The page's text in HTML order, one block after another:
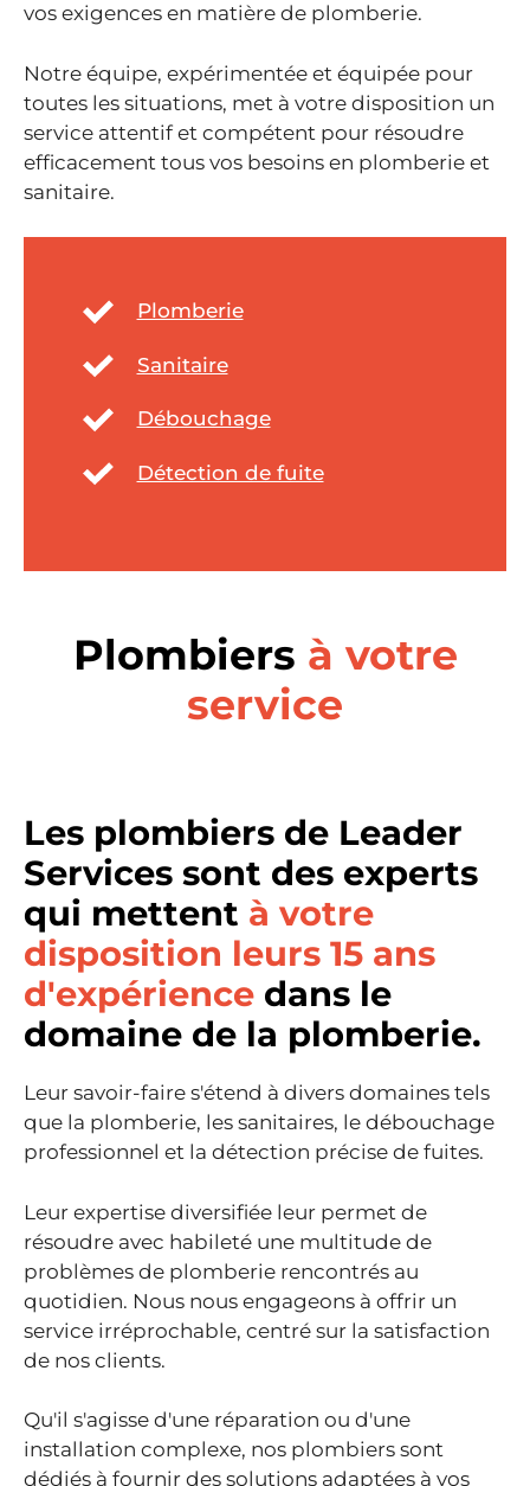
vos exigences en matière de plomberie.
Notre équipe, expérimentée et équipée pour
toutes les situations, met à votre disposition un
service attentif et compétent pour résoudre
efficacement tous vos besoins en plomberie et
sanitaire.
Plomberie
Sanitaire
Débouchage
Détection de fuite
Plombiers à votre
service
Les plombiers de Leader
Services sont des experts
qui mettent à votre
disposition leurs 15 ans
d'expérience dans le
domaine de la plomberie.
Leur savoir-faire s'étend à divers domaines tels
que la plomberie, les sanitaires, le débouchage
professionnel et la détection précise de fuites.
Leur expertise diversifiée leur permet de
résoudre avec habileté une multitude de
problèmes de plomberie rencontrés au
quotidien. Nous nous engageons à offrir un
service irréprochable, centré sur la satisfaction
de nos clients.
Qu'il s'agisse d'une réparation ou d'une
installation complexe, nos plombiers sont
dédiés à fournir des solutions adaptées à vos